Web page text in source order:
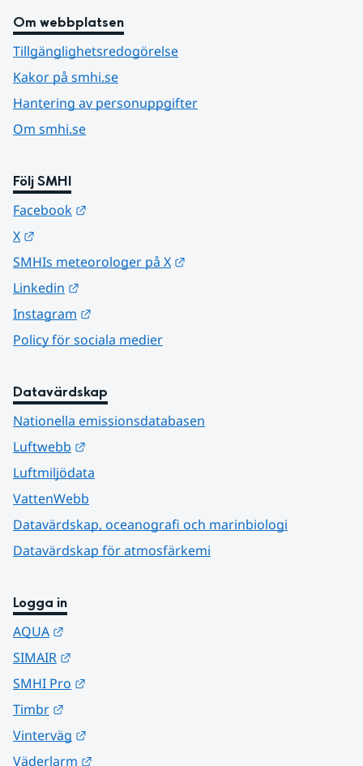
Om webbplatsen
Tillgänglighetsredogörelse
Kakor på smhi.se
Hantering av personuppgifter
Om smhi.se
Följ SMHI
Facebook
X
SMHIs meteorologer på X
Linkedin
Instagram
Policy för sociala medier
Datavärdskap
Nationella emissionsdatabasen
Luftwebb
Luftmiljödata
VattenWebb
Datavärdskap, oceanografi och marinbiologi
Datavärdskap för atmosfärkemi
Logga in
AQUA
SIMAIR
SMHI Pro
Timbr
Vinterväg
Väderlarm